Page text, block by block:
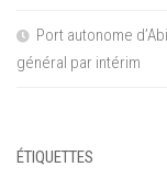
Port autonome
général par intérim
ÉTIQUETTES